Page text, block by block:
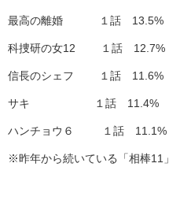
最高の離婚 １話 13.5%
科捜研の女12 １話 12.7%
信長のシェフ １話 11.6%
サキ １話 11.4%
ハンチョウ６ １話 11.1%
※昨年から続いている「相棒11